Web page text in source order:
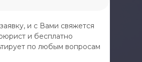
и с Вами свяжется
и бесплатно
по любым вопросам